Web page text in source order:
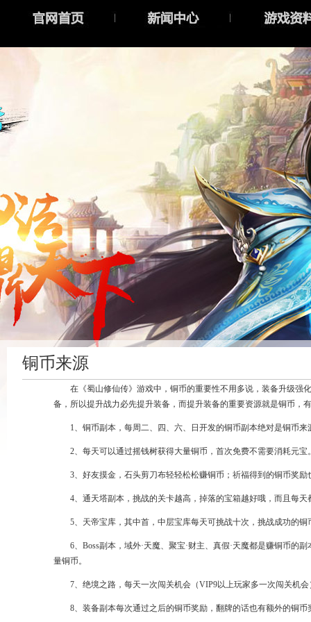
铜币来源
在《蜀山修仙传》游戏中，铜币的重要性不用多说，装备升级强
备，所以提升战力必先提升装备，而提升装备的重要资源就是铜币，
1、铜币副本，每周二、四、六、日开发的铜币副本绝对是铜币
2、每天可以通过摇钱树获得大量铜币，首次免费不需要消耗元宝
3、好友摸金，石头剪刀布轻轻松松赚铜币；祈福得到的铜币奖
4、通天塔副本，挑战的关卡越高，掉落的宝箱越好哦，而且每
5、天帝宝库，其中首，中层宝库每天可挑战十次，挑战成功的铜
6、Boss副本，域外·天魔、聚宝·财主、真假·天魔都是赚铜币的
量铜币。
7、绝境之路，每天一次闯关机会（VIP9以上玩家多一次闯关机
8、装备副本每次通过之后的铜币奖励，翻牌的话也有额外的铜币